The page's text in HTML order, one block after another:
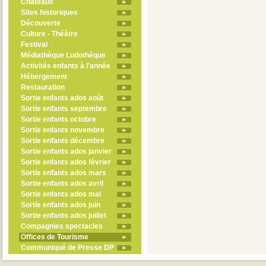
Châteaux
Sites historiques
Découverte
Culture - Théâtre
Festival
Médiathèque Ludothèque
Activités enfants à l'année
Hébergement
Restauration
Sortie enfants ados août
Sortie enfants septembre
Sortie enfants octobre
Sortie enfants novembre
Sortie enfants décembre
Sortie enfants ados janvier
Sortie enfants ados février
Sortie enfants ados mars
Sortie enfants ados avril
Sortie enfants ados mai
Sortie enfants ados juin
Sortie enfants ados juillet
Compagnies spectacles
Offices de Tourisme
Communiqué de Presse DP